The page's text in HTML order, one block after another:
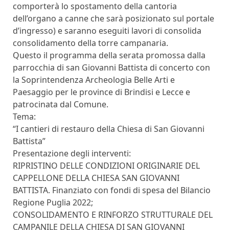
comporterà lo spostamento della cantoria
dell’organo a canne che sarà posizionato sul portale
d’ingresso) e saranno eseguiti lavori di consolida
consolidamento della torre campanaria.
Questo il programma della serata promossa dalla
parrocchia di san Giovanni Battista di concerto con
la Soprintendenza Archeologia Belle Arti e
Paesaggio per le province di Brindisi e Lecce e
patrocinata dal Comune.
Tema:
“I cantieri di restauro della Chiesa di San Giovanni
Battista”
Presentazione degli interventi:
RIPRISTINO DELLE CONDIZIONI ORIGINARIE DEL
CAPPELLONE DELLA CHIESA SAN GIOVANNI
BATTISTA. Finanziato con fondi di spesa del Bilancio
Regione Puglia 2022;
CONSOLIDAMENTO E RINFORZO STRUTTURALE DEL
CAMPANILE DELLA CHIESA DI SAN GIOVANNI